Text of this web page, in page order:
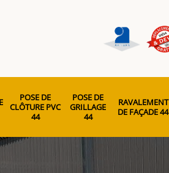
POSE DE
CLÔTURE PVC
44
POSE DE
GRILLAGE
44
RAVALEMENT
DE FAÇADE 44